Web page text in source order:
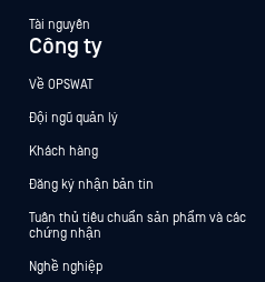
Tài nguyên
Công ty
Về OPSWAT
Đội ngũ quản lý
Khách hàng
Đăng ký nhận bản tin
Tuân thủ tiêu chuẩn sản phẩm và các
chứng nhận
Nghề nghiệp